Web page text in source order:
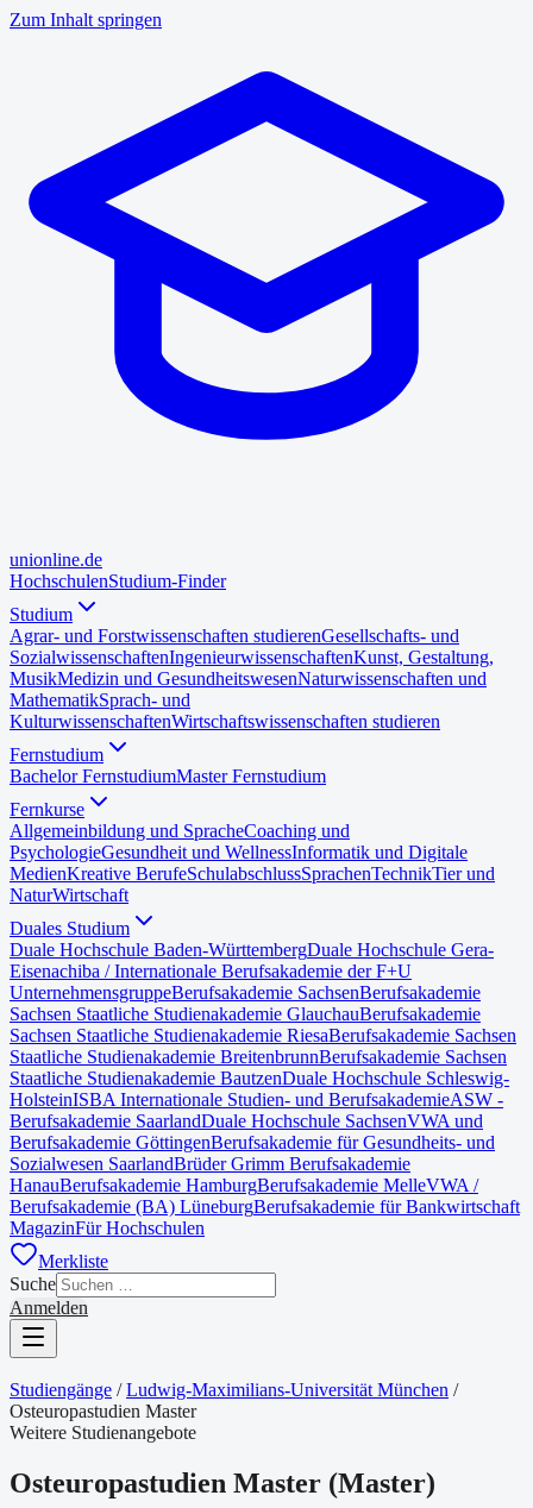
Zum Inhalt springen
unionline.de
HochschulenStudium-Finder
Studium
Agrar- und Forstwissenschaften studierenGesellschafts- und
SozialwissenschaftenIngenieurwissenschaftenKunst, Gestaltung,
MusikMedizin und GesundheitswesenNaturwissenschaften und
MathematikSprach- und
KulturwissenschaftenWirtschaftswissenschaften studieren
Fernstudium
Bachelor FernstudiumMaster Fernstudium
Fernkurse
Allgemeinbildung und SpracheCoaching und
PsychologieGesundheit und WellnessInformatik und Digitale
MedienKreative BerufeSchulabschlussSprachenTechnikTier und
NaturWirtschaft
Duales Studium
Duale Hochschule Baden-WürttembergDuale Hochschule Gera-
Eisenachiba / Internationale Berufsakademie der F+U
UnternehmensgruppeBerufsakademie SachsenBerufsakademie
Sachsen Staatliche Studienakademie GlauchauBerufsakademie
Sachsen Staatliche Studienakademie RiesaBerufsakademie Sachsen
Staatliche Studienakademie BreitenbrunnBerufsakademie Sachsen
Staatliche Studienakademie BautzenDuale Hochschule Schleswig-
HolsteinISBA Internationale Studien- und BerufsakademieASW -
Berufsakademie SaarlandDuale Hochschule SachsenVWA und
Berufsakademie GöttingenBerufsakademie für Gesundheits- und
Sozialwesen SaarlandBrüder Grimm Berufsakademie
HanauBerufsakademie HamburgBerufsakademie MelleVWA /
Berufsakademie (BA) LüneburgBerufsakademie für Bankwirtschaft
MagazinFür Hochschulen
Merkliste
Suche
Anmelden
Studiengänge / Ludwig-Maximilians-Universität München /
Osteuropastudien Master
Weitere Studienangebote
Osteuropastudien Master (Master)